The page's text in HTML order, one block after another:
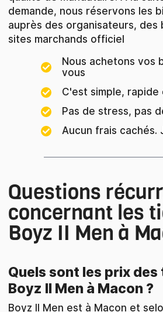
demande, nous réservons les
auprès des organisateurs,
sites marchands officiel
Nous achetons vos
vous
C'est simple, rapide
Pas de stress, pas
Aucun frais cachés.
Questions
concernant les
Boyz II Men à
Quels sont les prix des tickets de
Boyz II Men à Macon ?
Boyz II Men est à Macon et